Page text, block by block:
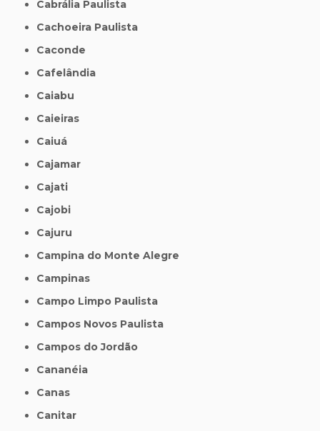
Cabrália Paulista
Cachoeira Paulista
Caconde
Cafelândia
Caiabu
Caieiras
Caiuá
Cajamar
Cajati
Cajobi
Cajuru
Campina do Monte Alegre
Campinas
Campo Limpo Paulista
Campos Novos Paulista
Campos do Jordão
Cananéia
Canas
Canitar